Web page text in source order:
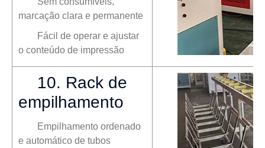
marcação clara e permanente
Fácil de operar e ajustar
o conteúdo de impressão
10. Rack de
empilhamento
Empilhamento ordenado
e automático de tubos